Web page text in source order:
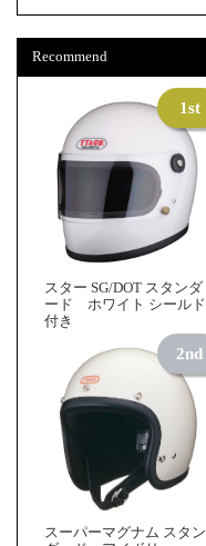
Recommend
スター SG/DOT スタンダ
ード ホワイト シールド
付き
スーパーマグナム スタン